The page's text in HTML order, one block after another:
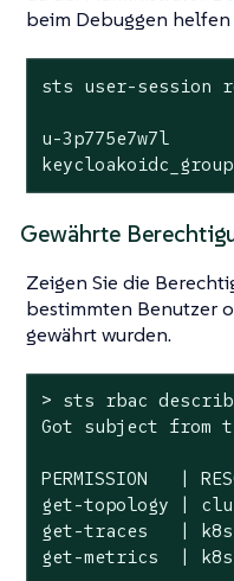
beim Debuggen helfen
sts user-session
u-3p775e7w7l
Gewährte
Zeigen Sie die
bestimmten Benutzer
gewährt wurden.
> sts rbac
Got subject from
PERMISSION   |
get-topology |
get-traces   |
get-metrics  |